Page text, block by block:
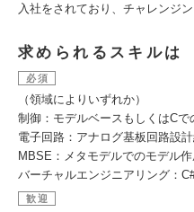
入社をされており、チャレンジ
求められるスキルは
必須
（領域によりいずれか）
制御：モデルベースもしくはC
電子回路：アナログ基板回路設
MBSE：メタモデルでのモデル
バーチャルエンジニアリング：
歓迎